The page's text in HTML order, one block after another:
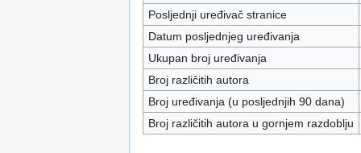
Posljednji uređivač stranice
Datum posljednjeg uređivanja
Ukupan broj uređivanja
Broj različitih autora
Broj uređivanja (u posljednjih 90 dana)
Broj različitih autora u gornjem razdoblju